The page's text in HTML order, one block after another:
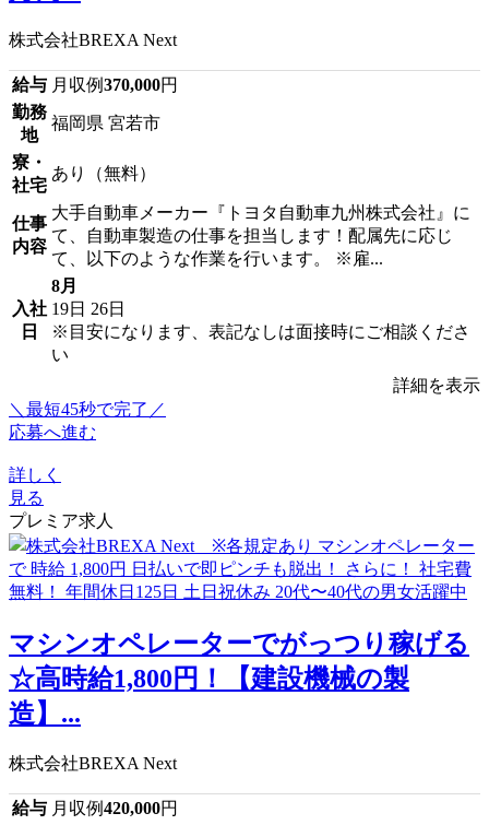
株式会社BREXA Next
給与 月収例370,000円
勤務
地
福岡県 宮若市
寮・
社宅
あり（無料）
仕事
内容
大手自動車メーカー『トヨタ自動車九州株式会社』に
て、自動車製造の仕事を担当します！配属先に応じ
て、以下のような作業を行います。 ※雇...
入社
日
8月
19日 26日
※目安になります、表記なしは面接時にご相談くださ
い
詳細を表示
＼最短45秒で完了／
応募へ進む
詳しく
見る
プレミア求人
マシンオペレーターでがっつり稼げる
☆高時給1,800円！【建設機械の製
造】...
株式会社BREXA Next
給与 月収例420,000円